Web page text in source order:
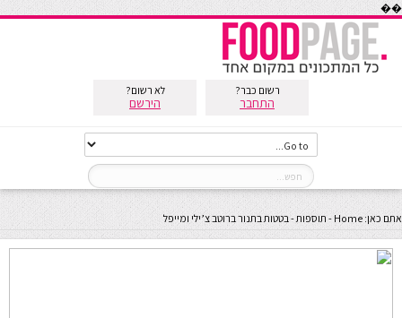
��
רשום כבר?
התחבר
לא רשום?
הירשם
אתם כאן: Home
- תוספות-בטטות בתנור ברוטב צ’ילי ומייפל